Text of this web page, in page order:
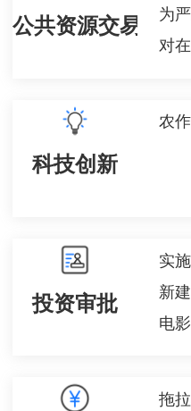
公共资源交易
科技创新
投资审批
电